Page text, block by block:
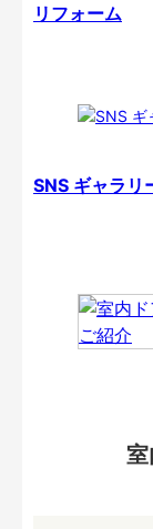
リフォーム
SNS ギャラリ